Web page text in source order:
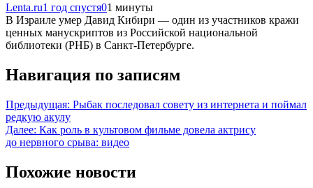
Lenta.ru1 год спустя01 минуты
В Израиле умер Давид Кибири — один из участников кражи
ценных манускриптов из Российской национальной
библиотеки (РНБ) в Санкт-Петербурге.
Навигация по записям
Предыдущая: Рыбак последовал совету из интернета и поймал
редкую акулу
Далее: Как роль в культовом фильме довела актрису
до нервного срыва: видео
Похожие новости